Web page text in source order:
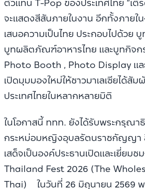
จะแสดงสีสันภายในงาน อีกทั้งภายใ
เสนอความเป็นไทย ประกอบไปด้วย
บูทผลิตภัณฑ์อาหารไทย และบูทกิจก
Photo Booth , Photo Display แล
เปิดมุมมองใหม่ให้ชาวมาเลเซียได้สั
ประเทศไทยในหลากหลายมิติ
ในโอกาสนี้ ททท. ยังได้รับพระกรุณ
กระหม่อมหญิงอุบลรัตนราชกัญญ
เสด็จเป็นองค์ประธานเปิดและเยี่ยม
Thailand Fest 2026 (The
Thai) ในวันที่ 26 มิถุนายน 2569